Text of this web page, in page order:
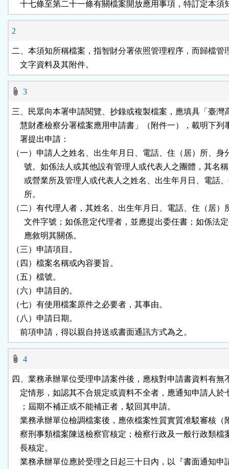
鈕
十七條至第二十一條有關檔案開放應用事項，特訂定本須
2
二、本須知所稱檔案，指智財分署依照管理程序，而歸檔管
    文字資料及其附件。
3
三、民眾向本署申請閱覽、抄錄或複製檔案，應填具「臺灣
慧財產檢察分署檔案應用申請書」（附件一），載明下列
    署提出申請：
（一）申請人之姓名、出生年月日、電話、住（居）所、身
號。如係法人或其他設有管理人或代表人之團體，其名
或營業所及管理人或代表人之姓名、出生年月日、電話
      所。
（二）有代理人者，其姓名、出生年月日、電話、住（居）
文件字號；如係意定代理者，並應提出委任書；如係法
      應敘明其關係。
（三）申請項目。
（四）檔案名稱或內容要旨。
（五）檔號。
（六）申請目的。
（七）有使用檔案原件之必要者，其事由。
（八）申請日期。
    前項申請，得以親自持送或書面通訊方式為之。
4
四、業務承辦單位受理申請案件後，應核對申請書資料有無
定情形，如認其不合規定或資料不全者，應通知申請人於
    ；屆期不補正或不能補正者，駁回其申請。
業務承辦單位檢調檔案後，應依檔案性質實質准駁審核（
察刑事類檔案陳送檢察官核定；檢察行政及一般行政類檔
    長核定。
業務承辦單位應於受理之日起三十日內，以『書面通知申